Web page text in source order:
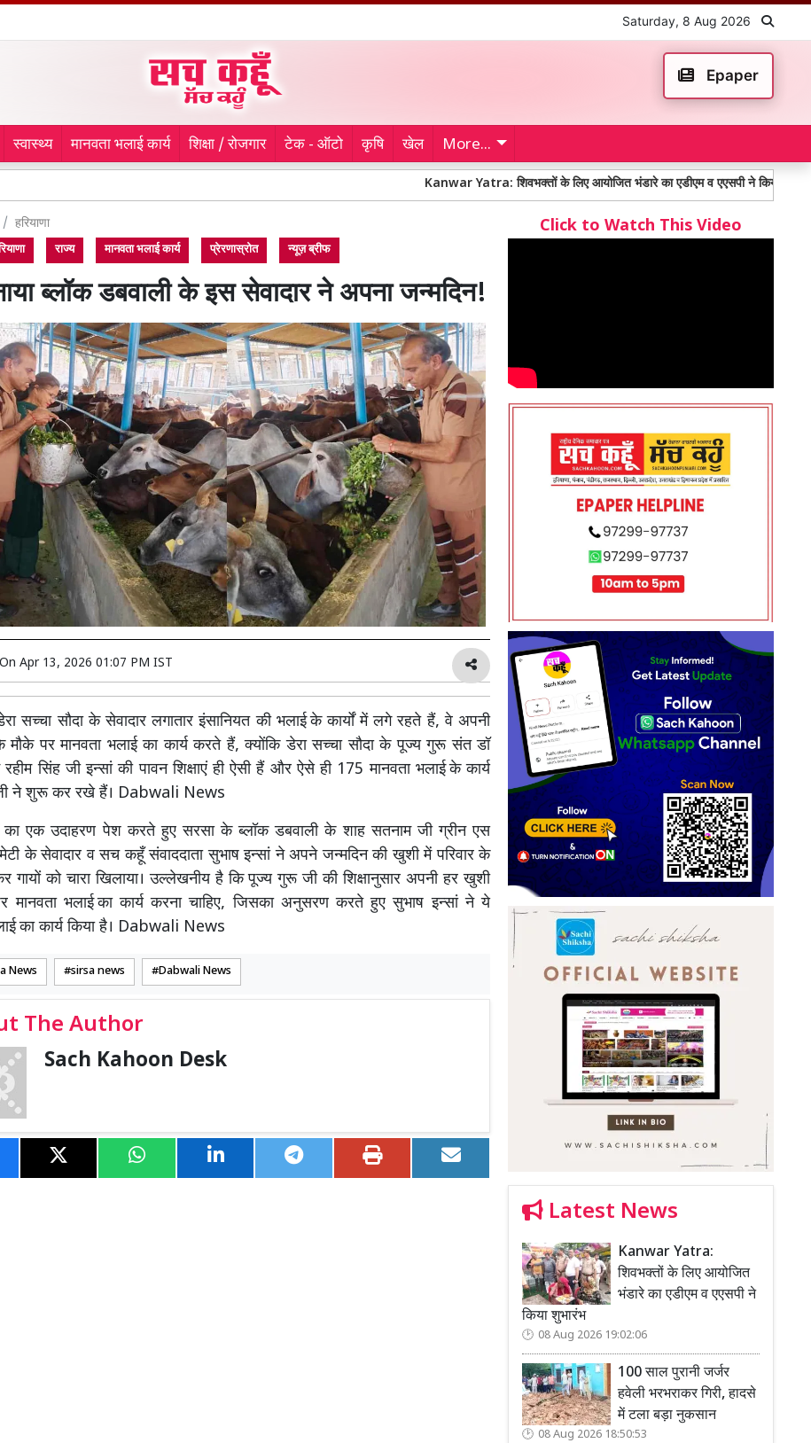
Saturday, 8 Aug 2026
Epaper
स्वास्थ्य मानवता भलाई कार्य शिक्षा / रोजगार टेक - ऑटो कृषि खेल More...
Kanwar Yatra: शिवभक्तों के लिए आयोजित भंडारे का एडीएम व एएसपी ने किया शुभारंभ
हरियाणा
राज्य मानवता भलाई कार्य प्रेरणास्रोत न्यूज़ ब्रीफ
ब्लॉक डबवाली के इस सेवादार ने अपना जन्मदिन!
Apr 13, 2026 01:07 PM IST
सच्चा सौदा के सेवादार लगातार इंसानियत की भलाई के कार्यों में लगे रहते हैं, वे अपनी
पर मानवता भलाई का कार्य करते हैं, क्योंकि डेरा सच्चा सौदा के पूज्य गुरू संत डॉ
रहीम सिंह जी इन्सां की पावन शिक्षाएं ही ऐसी हैं और ऐसे ही 175 मानवता भलाई के कार्य
ने शुरू कर रखे हैं। Dabwali News
का एक उदाहरण पेश करते हुए सरसा के ब्लॉक डबवाली के शाह सतनाम जी ग्रीन एस
के सेवादार व सच कहूँ संवाददाता सुभाष इन्सां ने अपने जन्मदिन की खुशी में परिवार के
गायों को चारा खिलाया। उल्लेखनीय है कि पूज्य गुरू जी की शिक्षानुसार अपनी हर खुशी
मानवता भलाई का कार्य करना चाहिए, जिसका अनुसरण करते हुए सुभाष इन्सां ने ये
का कार्य किया है। Dabwali News
News sirsa news Dabwali News
The Author
Sach Kahoon Desk
Click to Watch This Video
Latest News
Kanwar Yatra:
शिवभक्तों के लिए आयोजित
भंडारे का एडीएम व एएसपी ने
किया शुभारंभ
08 Aug 2026 19:02:06
100 साल पुरानी जर्जर
हवेली भरभराकर गिरी, हादसे
में टला बड़ा नुकसान
08 Aug 2026 18:50:53